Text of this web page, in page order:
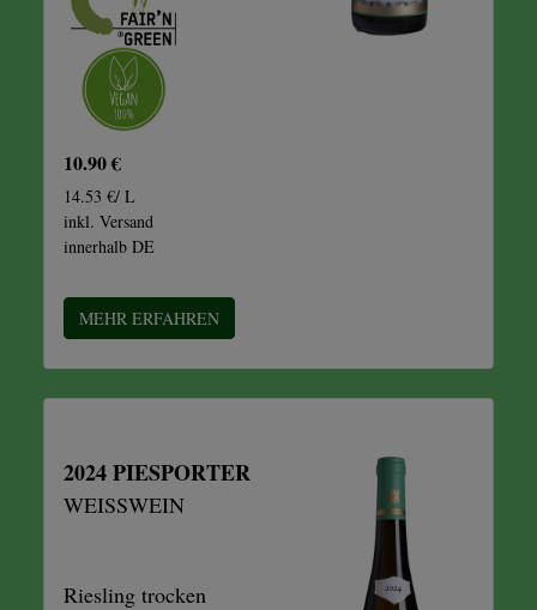
10.90 €
14.53 €/ L
inkl. Versand
innerhalb DE
MEHR ERFAHREN
2024 PIESPORTER
WEISSWEIN
Riesling trocken